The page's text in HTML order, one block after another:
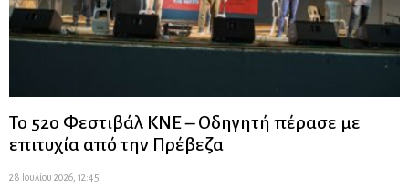
Το 52ο Φεστιβάλ ΚΝΕ – Οδηγητή πέρασε με
επιτυχία από την Πρέβεζα
28 Ιουλίου 2026, 12:45